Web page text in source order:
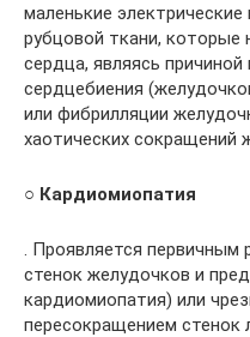
маленькие электрические
рубцовой ткани,
сердца, являясь
сердцебиения
или фибрилляции
хаотических сокращений
○ Кардиомиопатия
. Проявляется первичным
стенок желудочков и
кардиомиопатия) или
пересокращением стенок